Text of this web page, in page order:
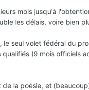
par la suite de
mois jusqu'à
les délais, voire bien
seul volet fédéral du
(9 mois officiels
la poésie, et